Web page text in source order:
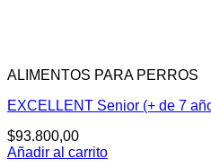
ALIMENTOS PARA PERROS
EXCELLENT Senior (+ de 7
$93.800,00
Añadir al carrito